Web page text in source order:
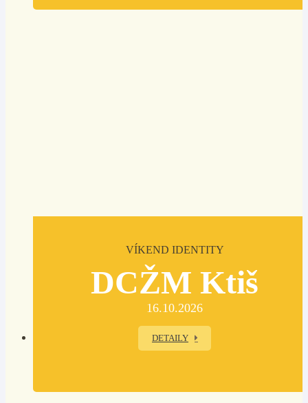
VÍKEND IDENTITY
DCŽM Ktiš
16.10.2026
DETAILY